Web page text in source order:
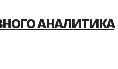
АНАЛИТИКА